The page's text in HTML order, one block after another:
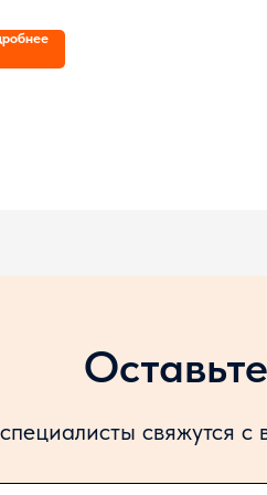
5030 мм,
стандартного ковша 0.95 м³,
свяжутся